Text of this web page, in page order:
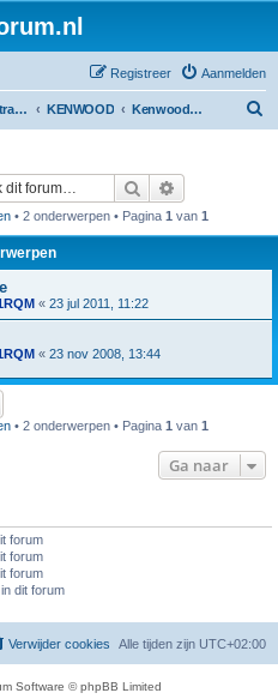
Aanmelden
Registreer
Setjes, transceivers, portofoons, ontvangers, mods, tips, etc KENWOOD Kenwood mobiele sets
Zoek
• 2 onderwerpen • Pagina 1 van 1
« 23 jul 2011, 11:22
« 23 nov 2008, 13:44
• 2 onderwerpen • Pagina 1 van 1
Ga naar
forum
forum
forum
dit forum
Alle tijden zijn UTC+02:00
Verwijder cookies
Software © phpBB Limited